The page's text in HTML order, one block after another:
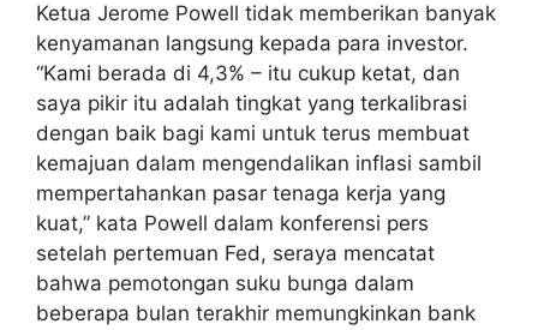
Ketua Jerome Powell tidak memberikan banyak
kenyamanan langsung kepada para investor.
“Kami berada di 4,3% – itu cukup ketat, dan
saya pikir itu adalah tingkat yang terkalibrasi
dengan baik bagi kami untuk terus membuat
kemajuan dalam mengendalikan inflasi sambil
mempertahankan pasar tenaga kerja yang
kuat,” kata Powell dalam konferensi pers
setelah pertemuan Fed, seraya mencatat
bahwa pemotongan suku bunga dalam
beberapa bulan terakhir memungkinkan bank